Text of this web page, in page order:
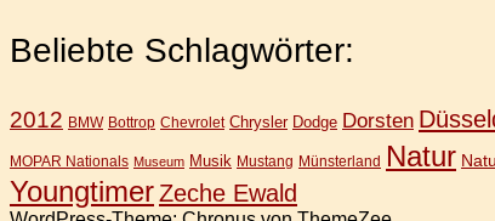
Beliebte Schlagwörter:
2012 BMW Bottrop Chevrolet Chrysler Dodge Dorsten
MOPAR Nationals Museum Musik Mustang Münsterland Natur
YoungtimerZeche Ewald